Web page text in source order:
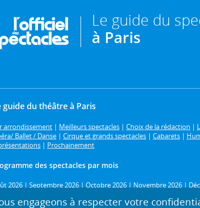
Le guide du
à Paris
guide du théâtre à Paris
arrondissement | Meilleurs spectacles | Choix de la rédaction |
Ballet / Danse | Cirque et grands spectacles | Cabarets |
| Prochainement
des spectacles par mois
2026 | Septembre 2026 | Octobre 2026 | Novembre 2026 |
toutes les pièces de théâtre deMolière ,Shakespeare,
engageons à respecter votre